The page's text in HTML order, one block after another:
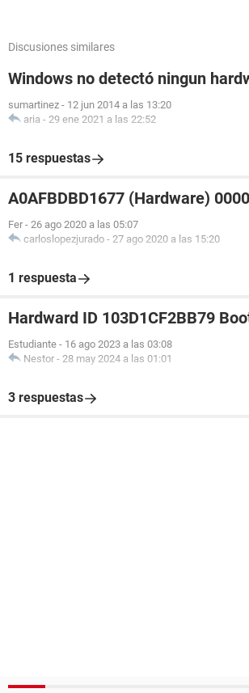
Discusiones similares
Windows no detectó ningun
sumartinez - 12 jun 2014 a las 13:20
aria - 29 ene 2021 a las 22:52
15 respuestas
A0AFBDBD1677 (Hardware)
Fer - 26 ago 2020 a las 05:07
carloslopezjurado - 27 ago 2020 a las 15:20
1 respuesta
Hardward ID 103D1CF2BB79
Estudiante - 16 ago 2023 a las 03:08
Nestor - 28 may 2024 a las 01:01
3 respuestas